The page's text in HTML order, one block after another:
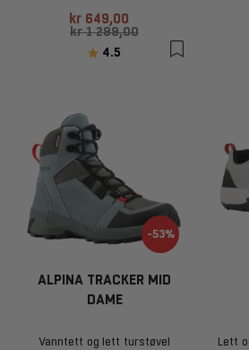
kr 649,00
kr 1 299,00
Karakter:
4.5 av 5 mulige
-53%
ALPINA TRACKER MID
DAME
Vanntett og lett turstøvel